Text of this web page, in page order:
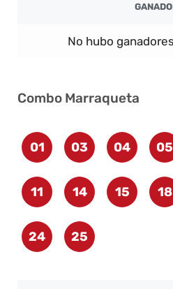
No hubo
Combo Marraqueta
01 03 04 05
11 14 15 18
24 25